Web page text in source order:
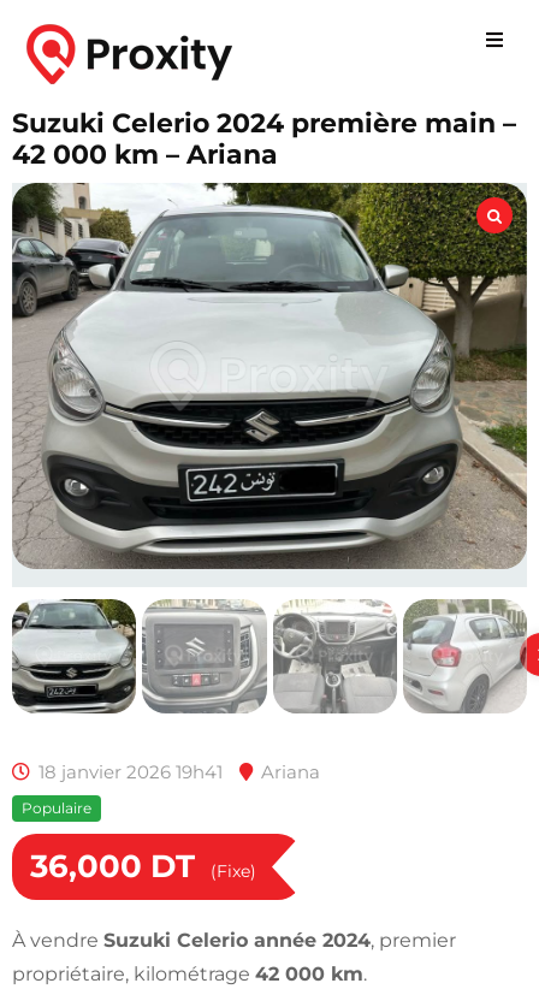
Suzuki Celerio 2024 première main –
42 000 km – Ariana
18 janvier 2026 19h41 Ariana
Populaire
36,000 DT (Fixe)
À vendre Suzuki Celerio année 2024, premier
propriétaire, kilométrage 42 000 km.